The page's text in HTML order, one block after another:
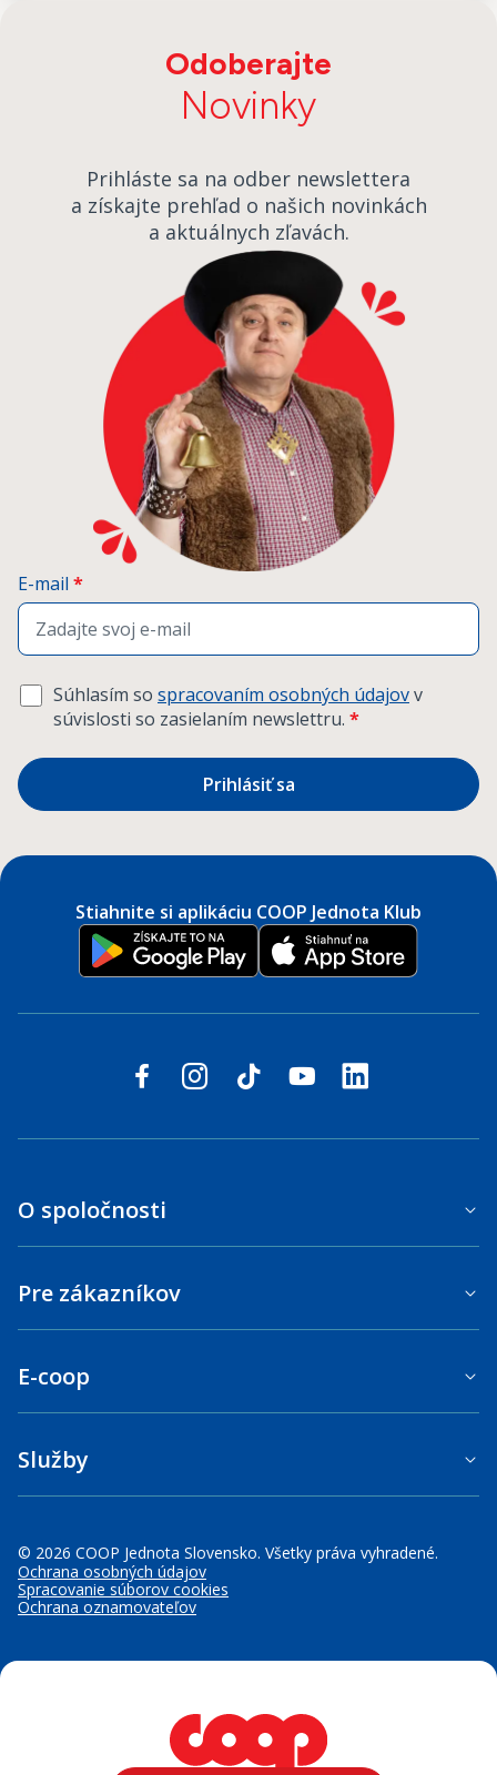
Odoberajte
Novinky
Prihláste sa na odber newslettera
a získajte prehľad o našich novinkách
a aktuálnych zľavách.
E-mail *
Súhlasím so spracovaním osobných údajovv
súvislosti so zasielaním newslettru. *
Prihlásiť sa
Stiahnite si aplikáciu COOP Jednota Klub
Sledujte nás na sociálnych sieťach
facebookinstagram
tiktok youtubelinkedin
© 2026 COOP Jednota Slovensko. Všetky práva vyhradené.
Ochrana osobných údajov
Spracovanie súborov cookies
Ochrana oznamovateľov
O spoločnosti
Pre zákazníkov
E-coop
Služby